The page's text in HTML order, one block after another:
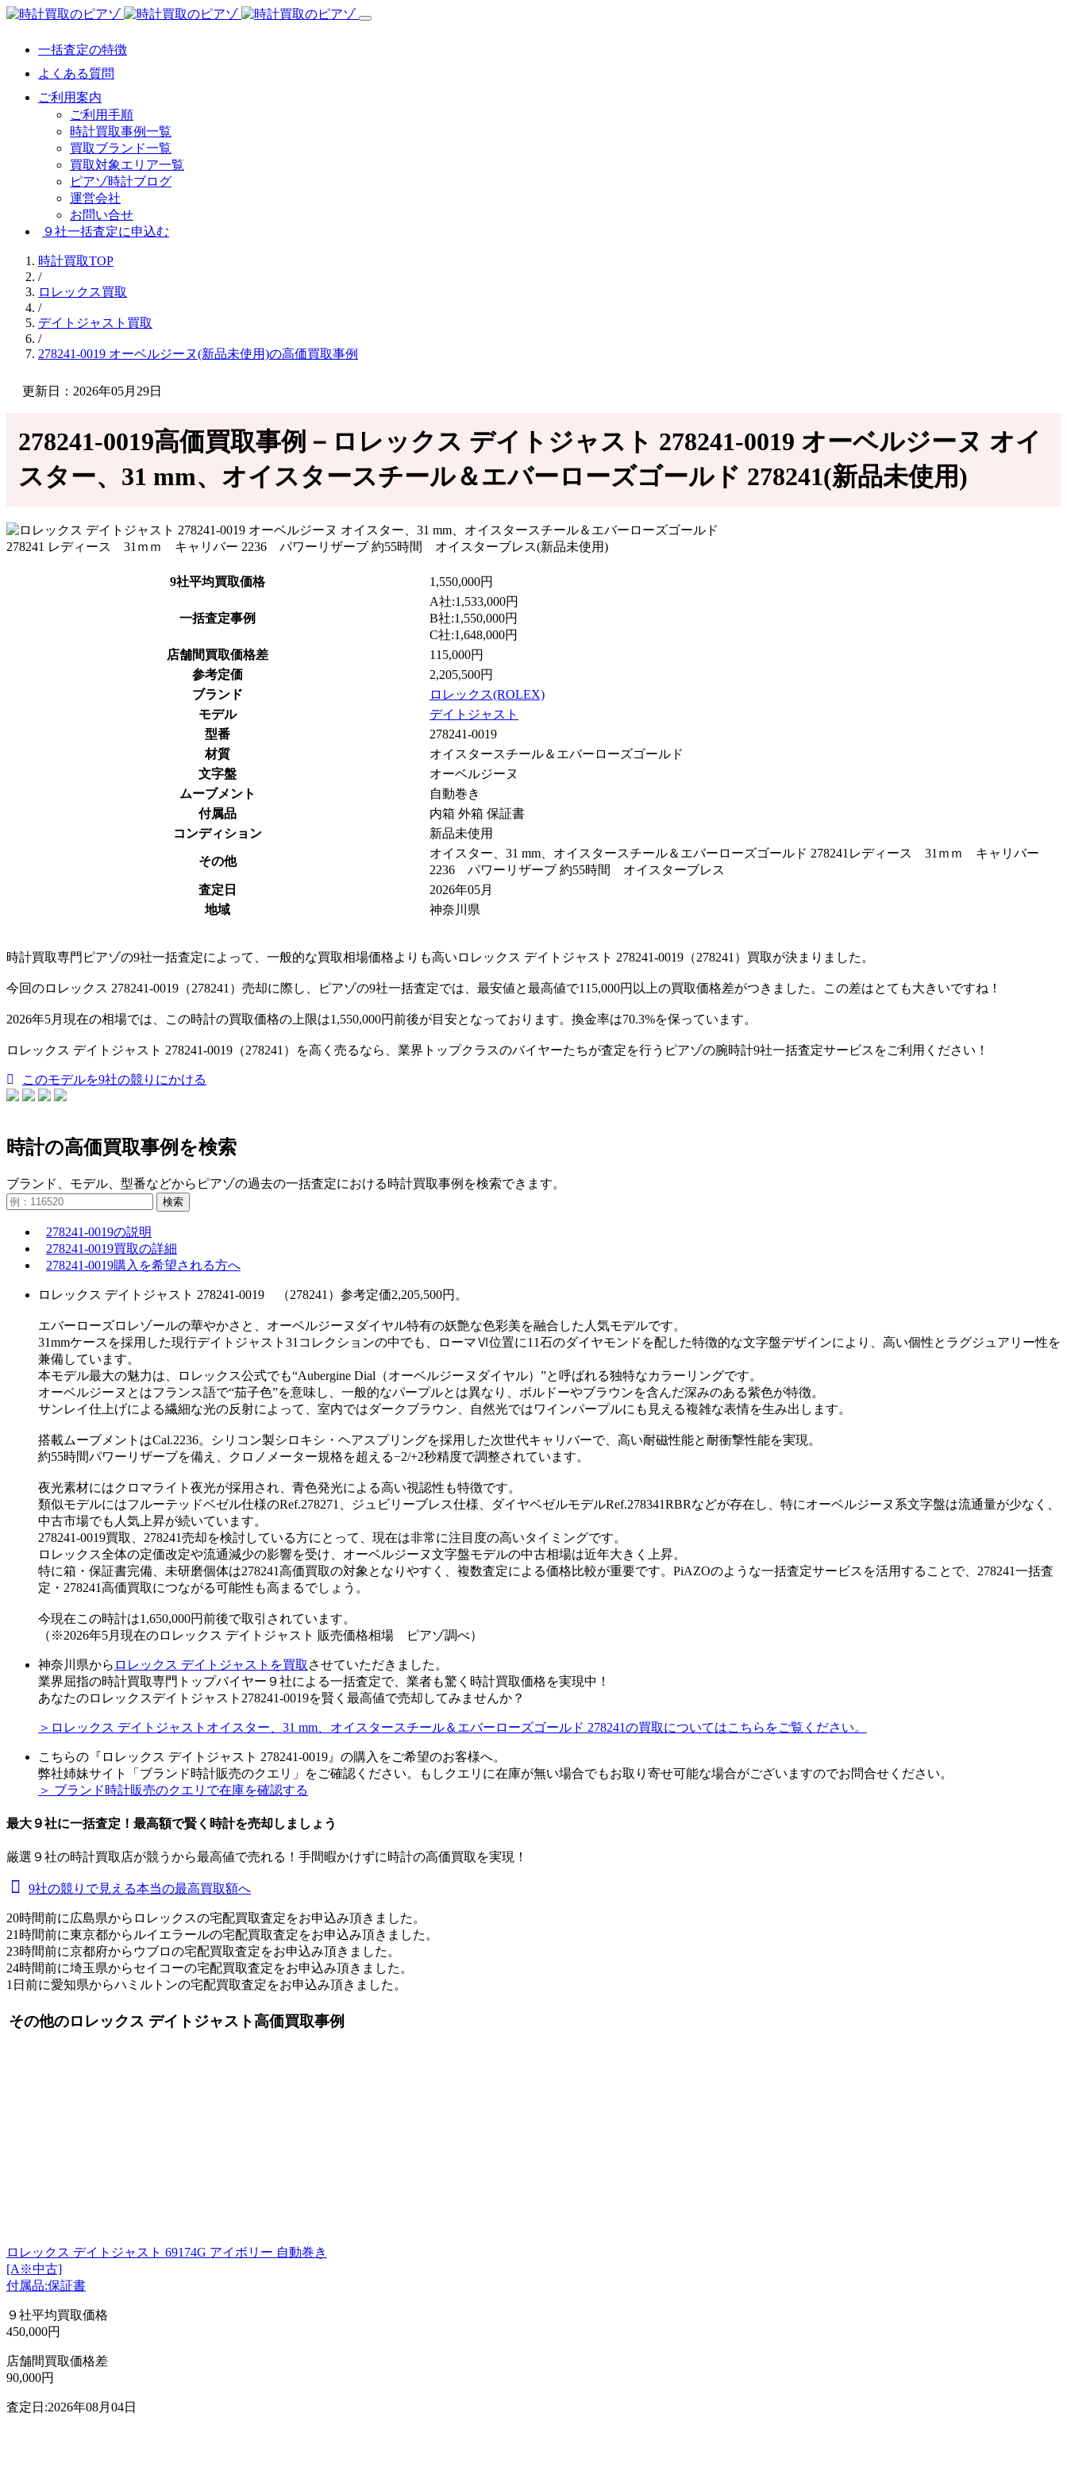
一括査定の特徴
よくある質問
ご利用案内
ご利用手順
時計買取事例一覧
買取ブランド一覧
買取対象エリア一覧
ピアゾ時計ブログ
運営会社
お問い合せ
９社一括査定に申込む
時計買取TOP
/
ロレックス買取
/
デイトジャスト買取
/
278241-0019 オーベルジーヌ(新品未使用)の高価買取事例
更新日：2026年05月29日
278241-0019高価買取事例－ロレックス デイトジャスト 278241-0019 オーベルジーヌ オイ
スター、31 mm、オイスタースチール＆エバーローズゴールド 278241(新品未使用)
9社平均買取価格 1,550,000円
一括査定事例
A社:1,533,000円
B社:1,550,000円
C社:1,648,000円
店舗間買取価格差
115,000円
参考定価
2,205,500円
ブランド
ロレックス(ROLEX)
モデル
デイトジャスト
型番
278241-0019
材質
オイスタースチール＆エバーローズゴールド
文字盤
オーベルジーヌ
ムーブメント
自動巻き
付属品
内箱 外箱 保証書
コンディション
新品未使用
その他
オイスター、31 mm、オイスタースチール＆エバーローズゴールド 278241レディース 31ｍｍ キャリバー
2236 パワーリザーブ 約55時間 オイスターブレス
査定日
2026年05月
地域
神奈川県
時計買取専門ピアゾの9社一括査定によって、一般的な買取相場価格よりも高いロレックス デイトジャスト 278241-0019（278241）買取が決まりました。
今回のロレックス 278241-0019（278241）売却に際し、ピアゾの9社一括査定では、最安値と最高値で115,000円以上の買取価格差がつきました。この差はとても大きいですね！
2026年5月現在の相場では、この時計の買取価格の上限は1,550,000円前後が目安となっております。換金率は70.3%を保っています。
ロレックス デイトジャスト 278241-0019（278241）を高く売るなら、業界トップクラスのバイヤーたちが査定を行うピアゾの腕時計9社一括査定サービスをご利用ください！
このモデルを9社の競りにかける
時計の高価買取事例を検索
ブランド、モデル、型番などからピアゾの過去の一括査定における時計買取事例を検索できます。
検索
278241-0019の説明
278241-0019買取の詳細
278241-0019購入を希望される方へ
ロレックス デイトジャスト 278241-0019 （278241）参考定価2,205,500円。
エバーローズロレゾールの華やかさと、オーベルジーヌダイヤル特有の妖艶な色彩美を融合した人気モデルです。
31mmケースを採用した現行デイトジャスト31コレクションの中でも、ローマⅥ位置に11石のダイヤモンドを配した特徴的な文字盤デザインにより、高い個性とラグジュアリー性を
兼備しています。
本モデル最大の魅力は、ロレックス公式でも“Aubergine Dial（オーベルジーヌダイヤル）”と呼ばれる独特なカラーリングです。
オーベルジーヌとはフランス語で“茄子色”を意味し、一般的なパープルとは異なり、ボルドーやブラウンを含んだ深みのある紫色が特徴。
サンレイ仕上げによる繊細な光の反射によって、室内ではダークブラウン、自然光ではワインパープルにも見える複雑な表情を生み出します。
搭載ムーブメントはCal.2236。シリコン製シロキシ・ヘアスプリングを採用した次世代キャリバーで、高い耐磁性能と耐衝撃性能を実現。
約55時間パワーリザーブを備え、クロノメーター規格を超える−2/+2秒精度で調整されています。
夜光素材にはクロマライト夜光が採用され、青色発光による高い視認性も特徴です。
類似モデルにはフルーテッドベゼル仕様のRef.278271、ジュビリーブレス仕様、ダイヤベゼルモデルRef.278341RBRなどが存在し、特にオーベルジーヌ系文字盤は流通量が少なく、
中古市場でも人気上昇が続いています。
278241-0019買取、278241売却を検討している方にとって、現在は非常に注目度の高いタイミングです。
ロレックス全体の定価改定や流通減少の影響を受け、オーベルジーヌ文字盤モデルの中古相場は近年大きく上昇。
特に箱・保証書完備、未研磨個体は278241高価買取の対象となりやすく、複数査定による価格比較が重要です。PiAZOのような一括査定サービスを活用することで、278241一括査
定・278241高価買取につながる可能性も高まるでしょう。
今現在この時計は1,650,000円前後で取引されています。
（※2026年5月現在のロレックス デイトジャスト 販売価格相場 ピアゾ調べ）
神奈川県から ロレックス デイトジャストを買取 させていただきました。
業界屈指の時計買取専門トップバイヤー９社による一括査定で、業者も驚く時計買取価格を実現中！
あなたのロレックスデイトジャスト278241-0019を賢く最高値で売却してみませんか？
＞ロレックス デイトジャストオイスター、31 mm、オイスタースチール＆エバーローズゴールド 278241の買取についてはこちらをご覧ください。
こちらの『ロレックス デイトジャスト 278241-0019』の購入をご希望のお客様へ。
弊社姉妹サイト「ブランド時計販売のクエリ」をご確認ください。もしクエリに在庫が無い場合でもお取り寄せ可能な場合がございますのでお問合せください。
＞ ブランド時計販売のクエリで在庫を確認する
最大９社に一括査定！ 最高額で賢く時計を売却しましょう
厳選９社の時計買取店が競うから最高値で売れる！手間暇かけずに時計の高価買取を実現！
9社の競りで見える本当の最高買取額へ
20時間前に広島県からロレックスの宅配買取査定をお申込み頂きました。
21時間前に東京都からルイエラールの宅配買取査定をお申込み頂きました。
23時間前に京都府からウブロの宅配買取査定をお申込み頂きました。
24時間前に埼玉県からセイコーの宅配買取査定をお申込み頂きました。
1日前に愛知県からハミルトンの宅配買取査定をお申込み頂きました。
その他のロレックス デイトジャスト高価買取事例
ロレックス デイトジャスト 69174G アイボリー 自動巻き
[A※中古]
付属品:保証書
９社平均買取価格
450,000円
店舗間買取価格差
90,000円
査定日:2026年08月04日